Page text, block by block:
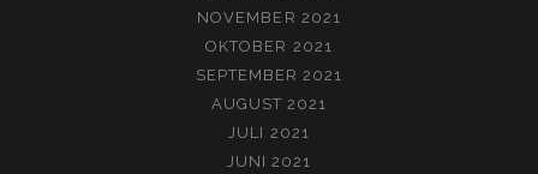
NOVEMBER 2021
OKTOBER 2021
SEPTEMBER 2021
AUGUST 2021
JULI 2021
JUNI 2021